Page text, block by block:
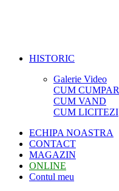
HISTORIC
Galerie Video
CUM CUMPAR
CUM VAND
CUM LICITEZI
ECHIPA NOASTRA
CONTACT
MAGAZIN
ONLINE
Contul meu